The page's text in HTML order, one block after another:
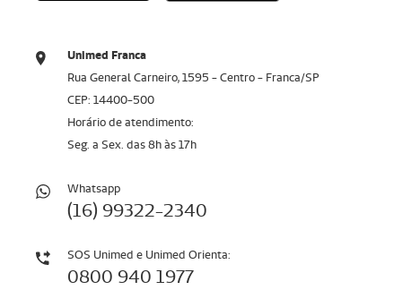
Unimed Franca
Rua General Carneiro, 1595 - Centro - Franca/SP
CEP: 14400-500
Horário de atendimento:
Seg. a Sex. das 8h às 17h
Whatsapp
(16) 99322-2340
SOS Unimed e Unimed Orienta:
0800 940 1977